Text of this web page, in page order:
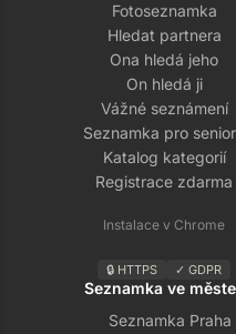
Fotoseznamka
Hledat partnera
Ona hledá jeho
On hledá ji
Vážné seznámení
Seznamka pro
Katalog kategorií
Registrace zdarma
Instalace v Chrome
🔒 HTTPS ✓ GDPR
Seznamka ve
Seznamka Praha